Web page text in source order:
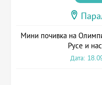
Мини почивка на
Русе и
Дата: